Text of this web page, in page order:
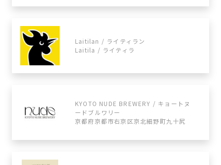
Laitilan / ライティラン
Laitila / ライティラ
KYOTO NUDE BREWERY / キョートヌ
ードブルワリー
京都府京都市右京区京北細野町九十尻